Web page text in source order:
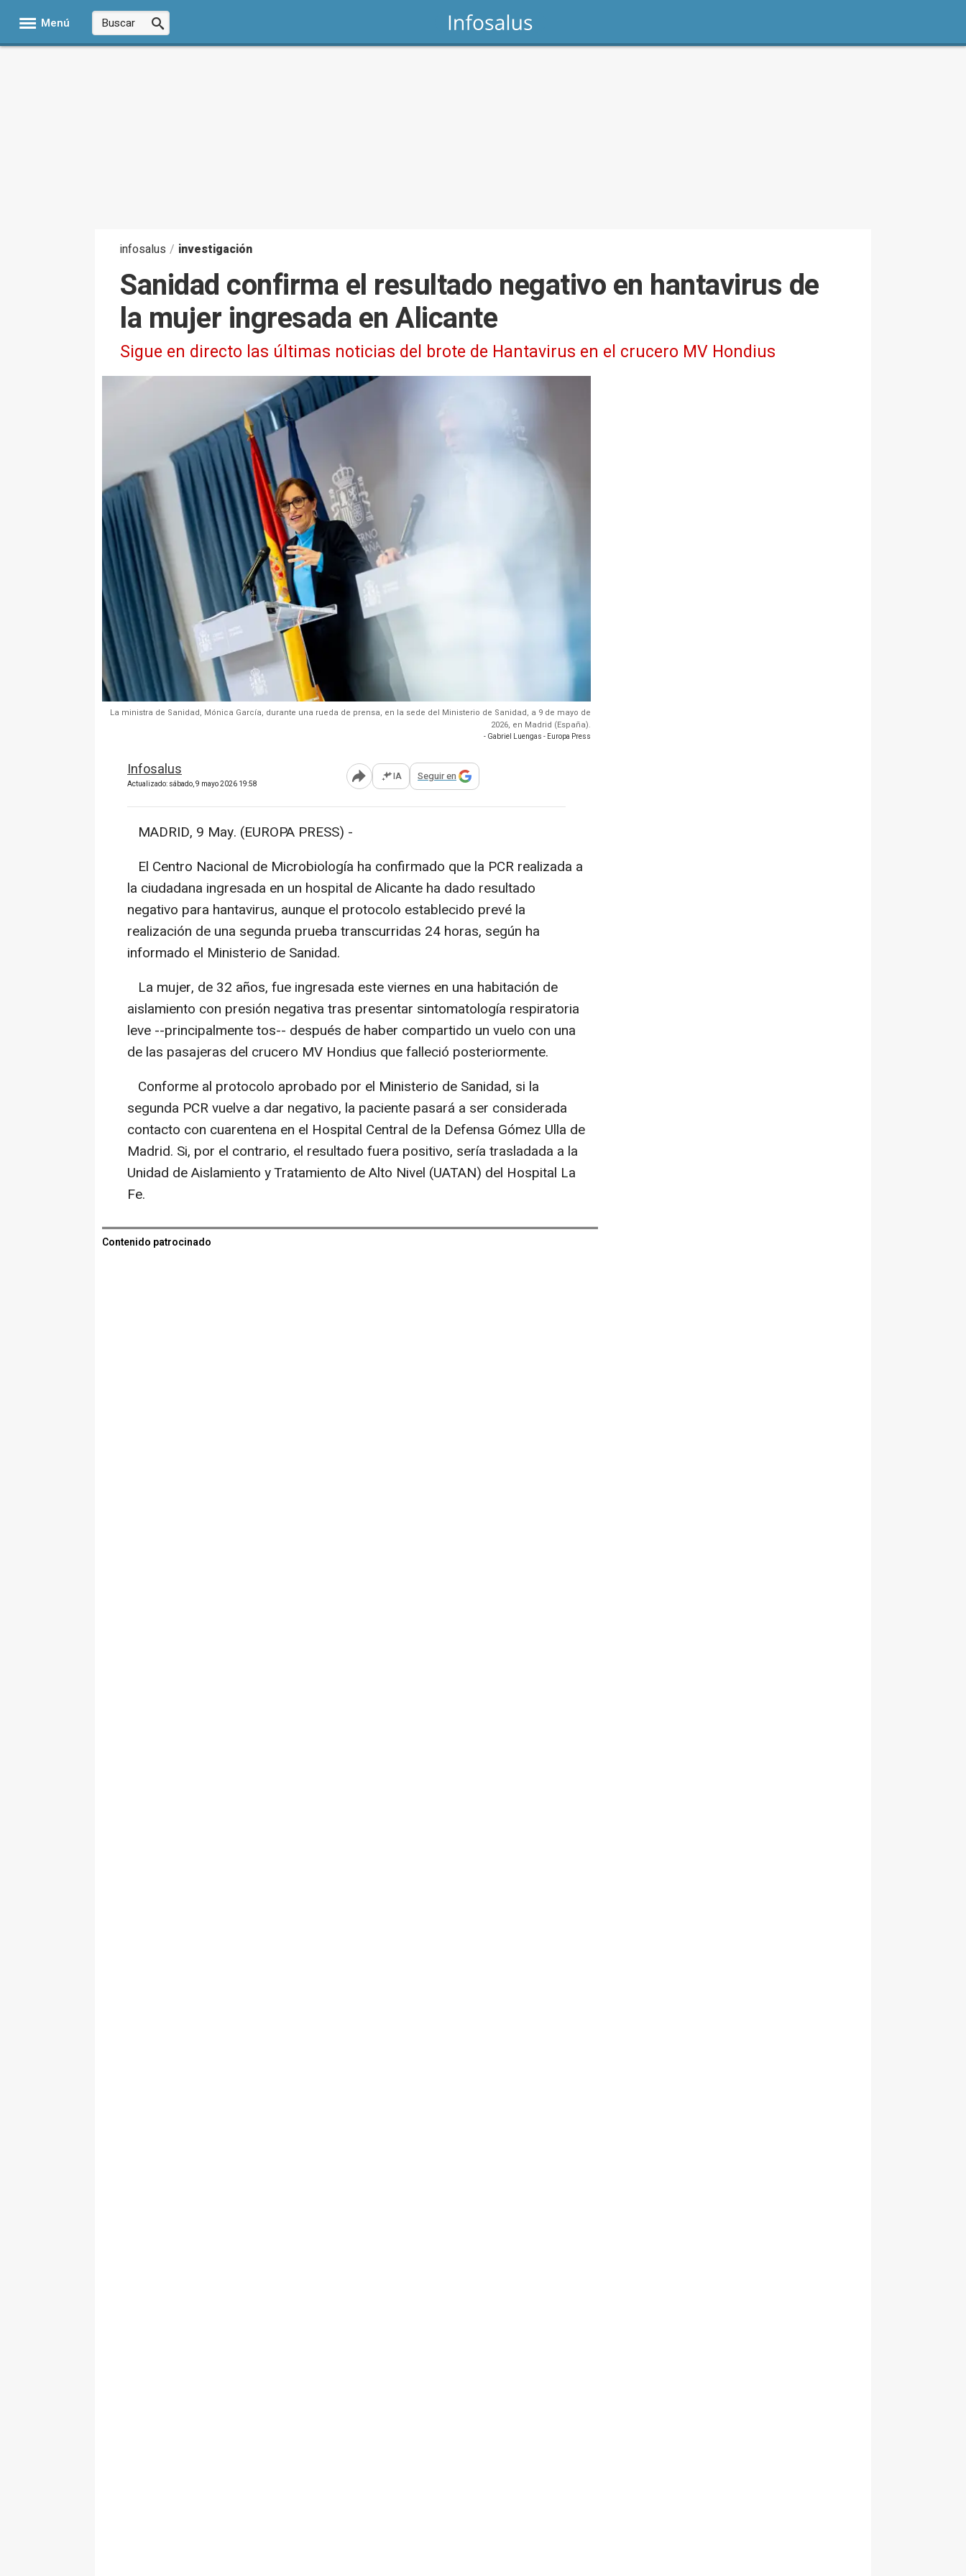
Menú
infosalus / investigación
Sanidad confirma el resultado negativo en hantavirus de
la mujer ingresada en Alicante
Sigue en directo las últimas noticias del brote de Hantavirus en el crucero MV Hondius
La ministra de Sanidad, Mónica García, durante una rueda de prensa, en la sede del Ministerio de Sanidad, a 9 de mayo de
2026, en Madrid (España).
- Gabriel Luengas - Europa Press
Infosalus
Actualizado: sábado, 9 mayo 2026 19:58 Abrir opciones para compartir
IA Seguir en
MADRID, 9 May. (EUROPA PRESS) -
El Centro Nacional de Microbiología ha confirmado que la PCR realizada a
la ciudadana ingresada en un hospital de Alicante ha dado resultado
negativo para hantavirus, aunque el protocolo establecido prevé la
realización de una segunda prueba transcurridas 24 horas, según ha
informado el Ministerio de Sanidad.
La mujer, de 32 años, fue ingresada este viernes en una habitación de
aislamiento con presión negativa tras presentar sintomatología respiratoria
leve --principalmente tos-- después de haber compartido un vuelo con una
de las pasajeras del crucero MV Hondius que falleció posteriormente.
Conforme al protocolo aprobado por el Ministerio de Sanidad, si la
segunda PCR vuelve a dar negativo, la paciente pasará a ser considerada
contacto con cuarentena en el Hospital Central de la Defensa Gómez Ulla de
Madrid. Si, por el contrario, el resultado fuera positivo, sería trasladada a la
Unidad de Aislamiento y Tratamiento de Alto Nivel (UATAN) del Hospital La
Fe.
Contenido patrocinado